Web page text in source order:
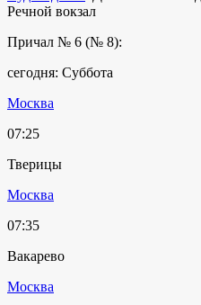
Речной вокзал
Причал № 6 (№ 8):
сегодня: Суббота
Москва
07:25
Тверицы
Москва
07:35
Вакарево
Москва